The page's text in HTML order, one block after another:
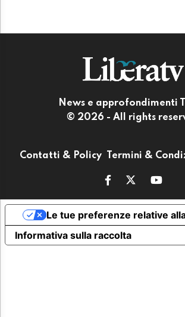
News e approfondimenti
© 2026 - All rights
Contatti & Policy Termini &
Informativa sulla raccolta
Le tue preferenze relative